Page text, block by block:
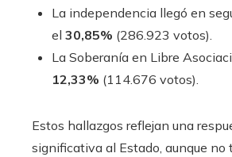
La independencia llegó en
el 30,85% (286.923 votos).
La Soberanía en Libre
12,33% (114.676 votos).
Estos hallazgos reflejan una
significativa al Estado, aunque no